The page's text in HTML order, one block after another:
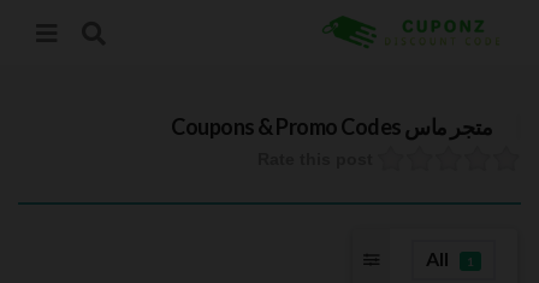
متجر ماس
All 1